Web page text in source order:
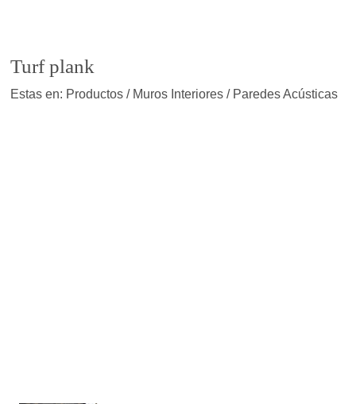
Turf plank
Estas en: Productos / Muros Interiores / Paredes Acústicas